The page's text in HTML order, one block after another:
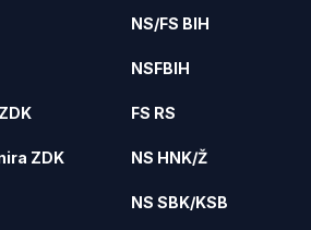
ZDK
NS/FS BIH
NSFBIH
FS RS
NS HNK/Ž
NS SBK/KSB